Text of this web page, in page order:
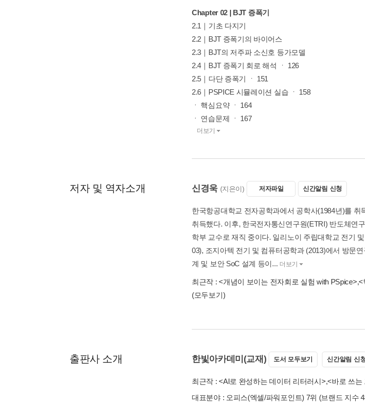
Chapter 02 | BJT 증폭기
2.1｜기초 다지기
2.2｜BJT 증폭기의 바이어스
2.3｜BJT의 저주파 소신호 등가모델
2.4｜BJT 증폭기 회로 해석 ㆍ 126
2.5｜다단 증폭기 ㆍ 151
2.6｜PSPICE 시뮬레이션 실습 ㆍ 158
ㆍ 핵심요약 ㆍ 164
ㆍ 연습문제 ㆍ 167
더보기
저자 및 역자소개 신경욱 (지은이) 저자파일 신간알림 신청
한국항공대학교 전자공학과에서 공학사(1984년)를
취득했다. 이후, 한국전자통신연구원(ETRI) 반도체연
학부 교수로 재직 중이다. 일리노이 주립대학교 전기
03), 조지아텍 전기 및 컴퓨터공학과 (2013)에서 방문
계 및 보안 SoC 설계 등이... 더보기
최근작 :<개념이 보이는 전자회로 실험 with PSpice>,<
(모두보기)
출판사 소개 한빛아카데미(교재) 도서 모두보기 신간알림 신
최근작 :<AI로 완성하는 데이터 리터러시>,<바로 쓰는
대표분야 : 오피스(엑셀/파워포인트) 7위 (브랜드 지수